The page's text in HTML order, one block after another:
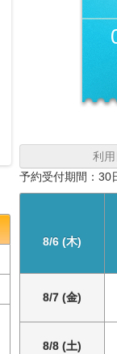
利
予約受付期間：30
8/6 (木)
8/7 (金)
8/8 (土)